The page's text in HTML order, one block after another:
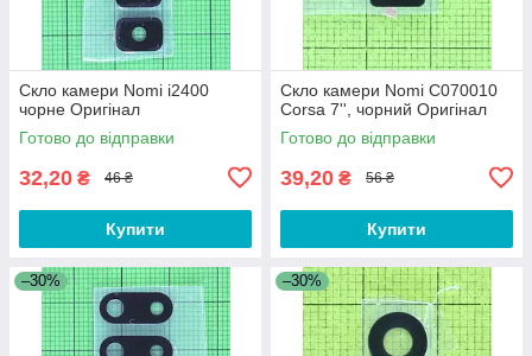
Скло камери Nomi i2400
чорне Оригінал
Готово до відправки
32,20 ₴ 46 ₴
Купити
Скло камери Nomi C070010
Corsa 7'', чорний Оригінал
Готово до відправки
39,20 ₴ 56 ₴
Купити
–30% –30%